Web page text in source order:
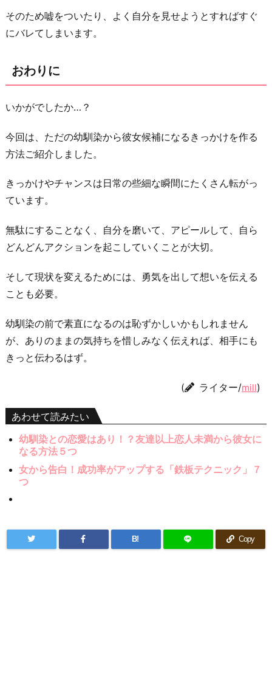
そのため嘘をついたり、よく自分を見せようとすればすぐ
にバレてしまいます。
おわりに
いかがでしたか…？
今回は、ただの幼馴染から彼女候補になるきっかけを作る
方法ご紹介しました。
きっかけやチャンスは日常の些細な瞬間にたくさん転がっ
ています。
無駄にすることなく、自分を磨いて、アピールして、自ら
どんどんアクションを起こしていくことが大切。
そして現状を変えるためには、勇気を出して想いを伝える
ことも必要。
幼馴染の前で素直になるのは恥ずかしいかもしれません
が、ありのままの気持ちを惜しみなく伝えれば、相手にも
きっと伝わるはず。
( ライター/mill)
あわせて読みたい
幼馴染との恋愛はあり！？友達以上恋人未満から彼女に
なる方法５つ
女から告白！成功率がアップする「鉄板テクニック」７
つ
B! Copy